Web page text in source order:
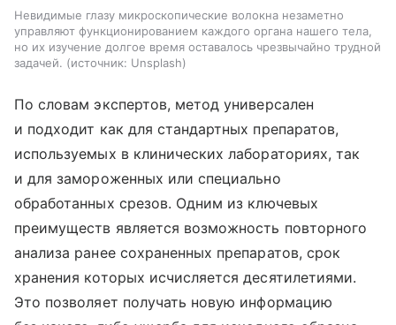
Невидимые глазу микроскопические волокна незаметно
управляют функционированием каждого органа нашего тела,
но их изучение долгое время оставалось чрезвычайно трудной
задачей.
источник: Unsplash
По словам экспертов, метод универсален
и подходит как для стандартных препаратов,
используемых в клинических лабораториях, так
и для замороженных или специально
обработанных срезов. Одним из ключевых
преимуществ является возможность повторного
анализа ранее сохраненных препаратов, срок
хранения которых исчисляется десятилетиями.
Это позволяет получать новую информацию